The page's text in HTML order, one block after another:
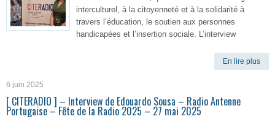
interculturel, à la citoyenneté et à la solidarité à
travers l’éducation, le soutien aux personnes
handicapées et l’insertion sociale. L’interview
En lire plus
6 juin 2025
[ CITERADIO ] – Interview de Edouardo Sousa – Radio Antenne
Portugaise – Fête de la Radio 2025 – 27 mai 2025